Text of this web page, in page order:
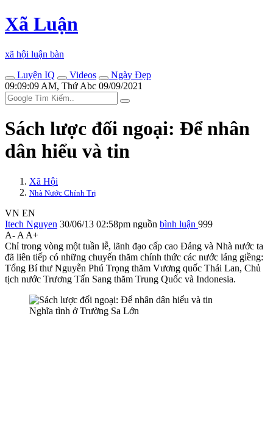
Xã Luận
xã hội luận bàn
Luyện IQ
Videos
Ngày Đẹp
09:09:09 AM, Thứ Abc 09/09/2021
Sách lược đối ngoại: Để nhân
dân hiểu và tin
Xã Hội
Nhà Nước Chính Trị
VN EN
Itech Nguyen 30/06/13 02:58pm nguồn bình luận 999
A- A A+
Chỉ trong vòng một tuần lễ, lãnh đạo cấp cao Đảng và Nhà nước ta
đã liên tiếp có những chuyến thăm chính thức các nước láng giềng:
Tổng Bí thư Nguyễn Phú Trọng thăm Vương quốc Thái Lan, Chủ
tịch nước Trương Tấn Sang thăm Trung Quốc và Indonesia.
Nghĩa tình ở Trường Sa Lớn